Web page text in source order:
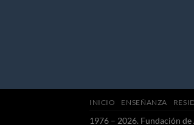
INICIO ENSEÑANZA
1976 – 2026. Fundación